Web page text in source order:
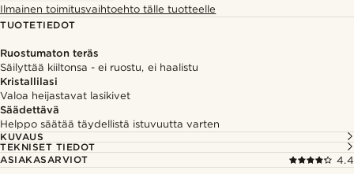
Ilmainen toimitusvaihtoehto tälle tuotteelle
TUOTETIEDOT
Ruostumaton teräs
Säilyttää kiiltonsa - ei ruostu, ei haalistu
Kristallilasi
Valoa heijastavat lasikivet
Säädettävä
Helppo säätää täydellistä istuvuutta varten
KUVAUS
TEKNISET TIEDOT
ASIAKASARVIOT
4.4